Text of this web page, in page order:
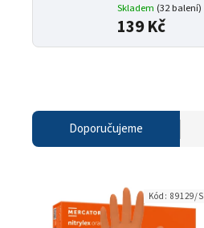
Skladem (32 balení)
139 Kč
Doporučujeme
Kód: 89129/S